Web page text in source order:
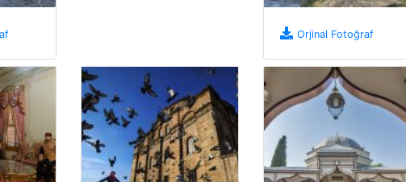
Orjinal Fotoğraf